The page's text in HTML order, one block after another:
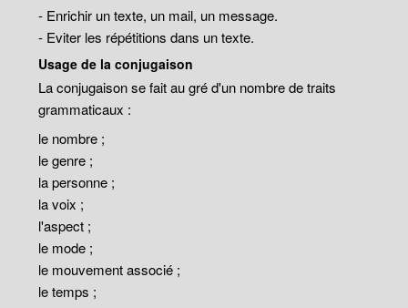
- Enrichir un texte, un mail, un message.
- Eviter les répétitions dans un texte.
Usage de la conjugaison
La conjugaison se fait au gré d'un nombre de traits
grammaticaux :
le nombre ;
le genre ;
la personne ;
la voix ;
l'aspect ;
le mode ;
le mouvement associé ;
le temps ;